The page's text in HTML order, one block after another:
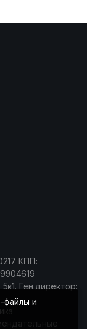
КПП:
Ген.директор:
файлы и